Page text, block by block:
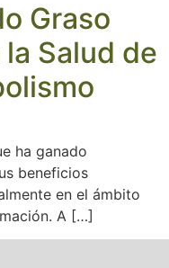
Graso
Salud de
ha ganado
beneficios
en el ámbito
A […]